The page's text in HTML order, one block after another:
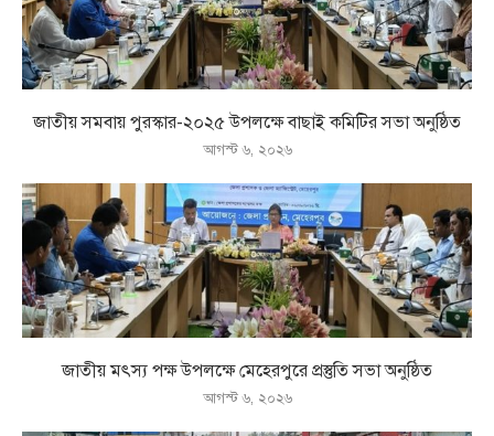
জাতীয় সমবায় পুরস্কার-২০২৫ উপলক্ষে বাছাই কমিটির সভা অনুষ্ঠিত
আগস্ট ৬, ২০২৬
জাতীয় মৎস্য পক্ষ উপলক্ষে মেহেরপুরে প্রস্তুতি সভা অনুষ্ঠিত
আগস্ট ৬, ২০২৬